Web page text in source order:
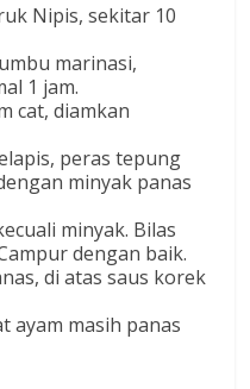
Nipis, sekitar 10
marinasi,
1 jam.
cat, diamkan
peras tepung
minyak panas
minyak. Bilas
dengan baik.
di atas saus korek
ayam masih panas